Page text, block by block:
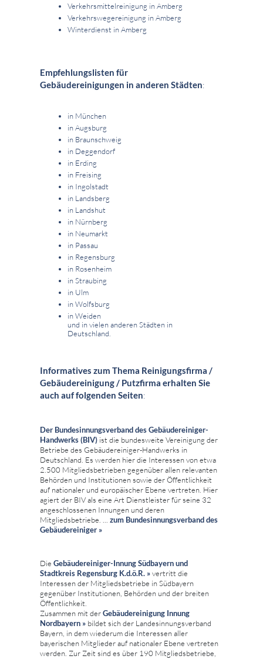
Verkehrsmittelreinigung in Amberg
Verkehrswegereinigung in Amberg
Winterdienst in Amberg
Empfehlungslisten für
Gebäudereinigungen in anderen Städten:
in München
in Augsburg
in Braunschweig
in Deggendorf
in Erding
in Freising
in Ingolstadt
in Landsberg
in Landshut
in Nürnberg
in Neumarkt
in Passau
in Regensburg
in Rosenheim
in Straubing
in Ulm
in Wolfsburg
in Weiden
und in vielen anderen Städten in
Deutschland.
Informatives zum Thema Reinigungsfirma /
Gebäudereinigung / Putzfirma erhalten Sie
auch auf folgenden Seiten:
Der Bundesinnungsverband des Gebäudereiniger-
Handwerks (BIV) ist die bundesweite Vereinigung der
Betriebe des Gebäudereiniger-Handwerks in
Deutschland. Es werden hier die Interessen von etwa
2.500 Mitgliedsbetrieben gegenüber allen relevanten
Behörden und Institutionen sowie der Öffentlichkeit
auf nationaler und europäischer Ebene vertreten. Hier
agiert der BIV als eine Art Dienstleister für seine 32
angeschlossenen Innungen und deren
Mitgliedsbetriebe. ... zum Bundesinnungsverband des
Gebäudereiniger »
Die Gebäudereiniger-Innung Südbayern und
Stadtkreis Regensburg K.d.ö.R. »vertritt die
Interessen der Mitgliedsbetriebe in Südbayern
gegenüber Institutionen, Behörden und der breiten
Öffentlichkeit.
Zusammen mit derGebäudereinigung Innung
Nordbayern » bildet sich der Landesinnungsverband
Bayern, in dem wiederum die Interessen aller
bayerischen Mitglieder auf nationaler Ebene vertreten
werden. Zur Zeit sind es über 190 Mitgliedsbetriebe,